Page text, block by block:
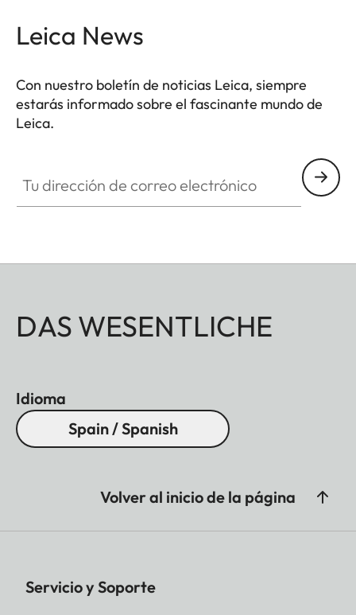
Leica News
Con nuestro boletín de noticias Leica, siempre
estarás informado sobre el fascinante mundo de
Leica.
DAS WESENTLICHE
Idioma
Spain / Spanish
Volver al inicio de la página
Servicio y Soporte